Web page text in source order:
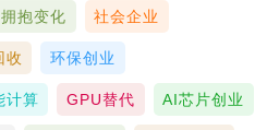
拥抱变化 社会企业
收 环保创业
计算 GPU替代 AI芯片创业